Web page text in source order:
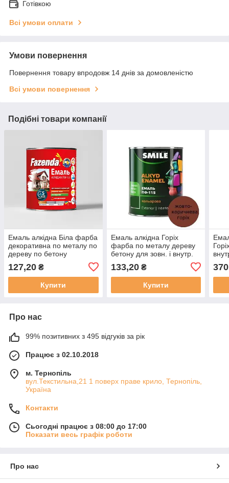
Готівкою
Всі умови оплати
Умови повернення
Повернення товару впродовж 14 днів за домовленістю
Всі умови повернення
Подібні товари компанії
Емаль алкідна Біла фарба
декоративна по металу по
дереву по бетону
115 F [0.9 кг]
127,20 ₴
Купити
Емаль алкідна Горіх
фарба по металу дереву
бетону для зовн. і внутр.
робіт Smile ПФ 115 [0.9 кг]
133,20₴
Купити
Про нас
99% позитивних з 495 відгуків за рік
Працює з 02.10.2018
м. Тернопіль
вул.Текстильна,21 1 поверх праве крило, Тернопіль,
Україна
Контакти
Сьогодні працює з 08:00 до 17:00
Показати весь графік роботи
Про нас